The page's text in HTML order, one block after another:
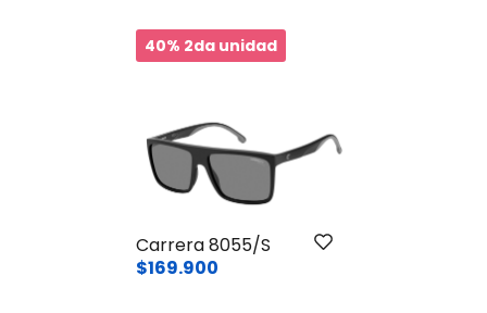
40% 2da unidad
Carrera 8055/S
$169.900